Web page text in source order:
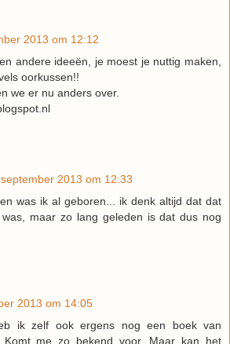
2013 om 12:12
andere ideeën, je moest je nuttig maken,
oorkussen!!
we er nu anders over.
2013 om 12:33
was ik al geboren... ik denk altijd dat dat
maar zo lang geleden is dat dus nog
2013 om 14:05
ik zelf ook ergens nog een boek van
Komt me zo bekend voor. Maar kan het